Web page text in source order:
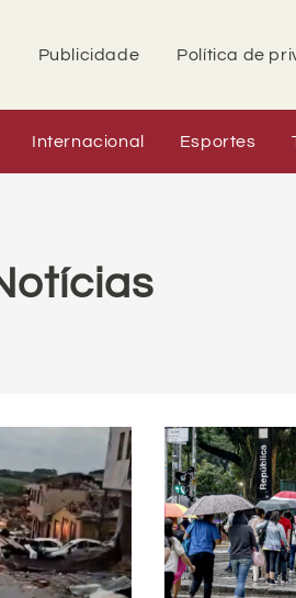
Publicidade Política de
Internacional Esportes